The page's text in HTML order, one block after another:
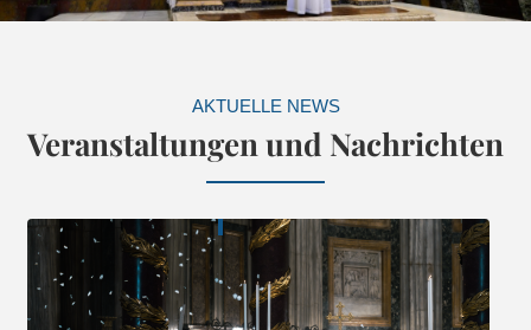
AKTUELLE NEWS
Veranstaltungen und Nachrichten